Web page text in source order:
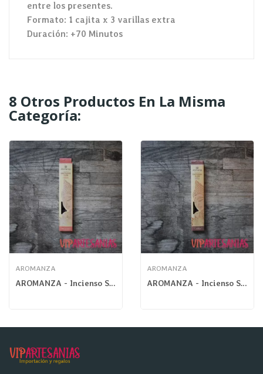
entre los presentes.
Formato: 1 cajita x 3 varillas extra
Duración: +70 Minutos
8 Otros Productos En La Misma
Categoría:
AROMANZA
AROMANZA - Incienso Slim Tibetano Naranja Pimienta
AROMANZA
AROMANZA - Incienso Slim Tibetano Canela Mística